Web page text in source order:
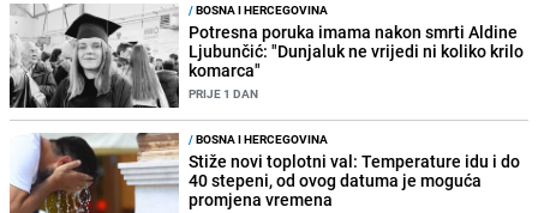
/BOSNA I HERCEGOVINA
Potresna poruka imama nakon smrti Aldine
Ljubunčić: "Dunjaluk ne vrijedi ni koliko krilo
komarca"
PRIJE 1 DAN
/BOSNA I HERCEGOVINA
Stiže novi toplotni val: Temperature idu i do
40 stepeni, od ovog datuma je moguća
promjena vremena